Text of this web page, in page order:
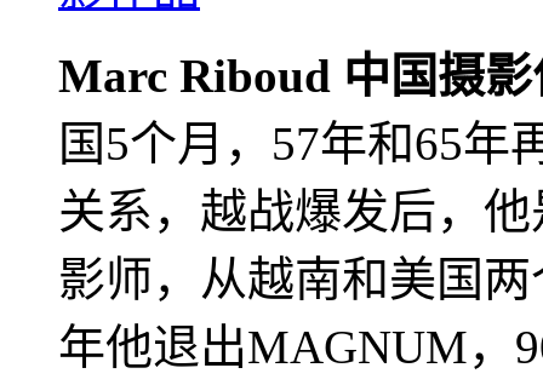
Marc Riboud 中国摄
国5个月，57年和65年
关系，越战爆发后，
影师，从越南和美国
年他退出MAGNUM，